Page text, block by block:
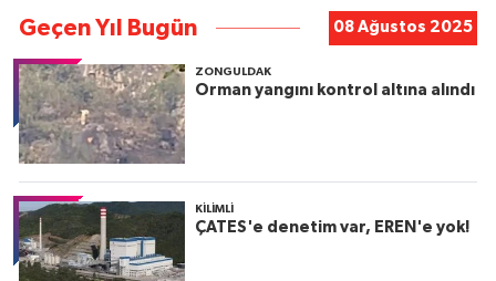
Geçen Yıl Bugün 08 Ağustos 2025
ZONGULDAK
Orman yangını kontrol altına alındı
KILIMLI
ÇATES'e denetim var, EREN'e yok!